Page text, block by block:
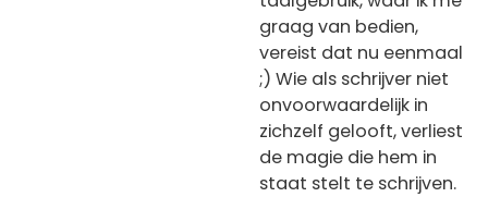
graag van bedien,
vereist dat nu eenmaal
;) Wie als schrijver niet
onvoorwaardelijk in
zichzelf gelooft, verliest
de magie die hem in
staat stelt te schrijven.